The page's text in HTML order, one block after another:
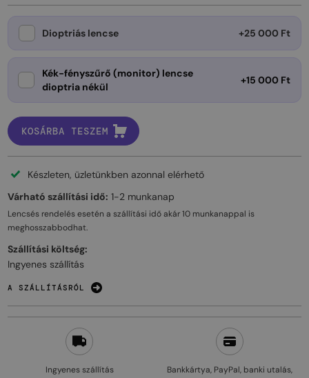
Ingyenes szállítás
Bankkártya, PayPal, banki utalás,
Dioptriás lencse +25 000 Ft
Kék-fényszűrő (monitor) lencse
dioptria nékül
+15 000 Ft
KOSÁRBA TESZEM
Készleten, üzletünkben azonnal elérhető
Várható szállítási idő: 1-2 munkanap
Lencsés rendelés esetén a szállítási idő akár10 munkanappal is
meghosszabbodhat.
Szállítási költség:
Ingyenes szállítás
A SZÁLLÍTÁSRÓL